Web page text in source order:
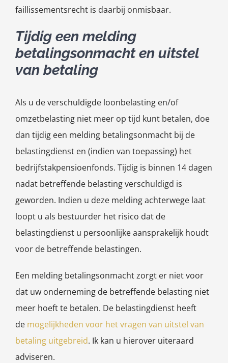
faillissementsrecht is daarbij onmisbaar.
Tijdig een melding
betalingsonmacht en uitstel
van betaling
Als u de verschuldigde loonbelasting en/of
omzetbelasting niet meer op tijd kunt betalen, doe
dan tijdig een melding betalingsonmacht bij de
belastingdienst en (indien van toepassing) het
bedrijfstakpensioenfonds. Tijdig is binnen 14 dagen
nadat betreffende belasting verschuldigd is
geworden. Indien u deze melding achterwege laat
loopt u als bestuurder het risico dat de
belastingdienst u persoonlijke aansprakelijk houdt
voor de betreffende belastingen.
Een melding betalingsonmacht zorgt er niet voor
dat uw onderneming de betreffende belasting niet
meer hoeft te betalen. De belastingdienst heeft
de mogelijkheden voor het vragen van uitstel van
betaling uitgebreid. Ik kan u hierover uiteraard
adviseren.